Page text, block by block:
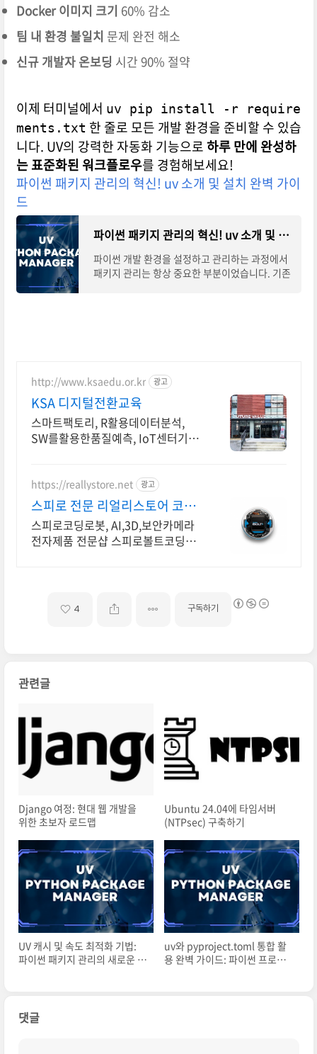
Docker 이미지 크기 60% 감소
팀 내 환경 불일치 문제 완전 해소
신규 개발자 온보딩 시간 90% 절약
이제 터미널에서 uv pip install -r require
ments.txt 한 줄로 모든 개발 환경을 준비할 수 있습
니다. UV의 강력한 자동화 기능으로하루 만에 완성하
는 표준화된 워크플로우를 경험해보세요!
파이썬 패키지 관리의 혁신! uv 소개 및 설치 완벽 가이
드
파이썬 패키지 관리의 혁신! uv 소개 및 설치 완벽 가이드
파이썬 개발 환경을 설정하고 관리하는 과정에서
패키지 관리는 항상 중요한 부분이었습니다. 기존
http://www.ksaedu.or.kr 광고
KSA 디지털전환교육
스마트팩토리, R활용데이터분석,
SW를활용한품질예측, IoT센터기술,
https://reallystore.net 광고
스피로 전문 리얼리스토어 코딩
교육을 쉽고 재밌게
스피로코딩로봇, AI,3D,보안카메라
전자제품 전문샵 스피로볼트코딩로
4 구독하기
관련글
Django 여정: 현대 웹 개발을
위한 초보자 로드맵
Ubuntu 24.04에 타임서버
(NTPsec) 구축하기
UV 캐시 및 속도 최적화 기법:
파이썬 패키지 관리의 새로운 차
uv와 pyproject.toml 통합 활
용 완벽 가이드: 파이썬 프로젝
댓글